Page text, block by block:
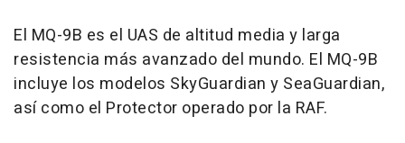
El MQ-9B es el UAS de altitud media y larga
resistencia más avanzado del mundo. El MQ-9B
incluye los modelos SkyGuardian y SeaGuardian,
así como el Protector operado por la RAF.